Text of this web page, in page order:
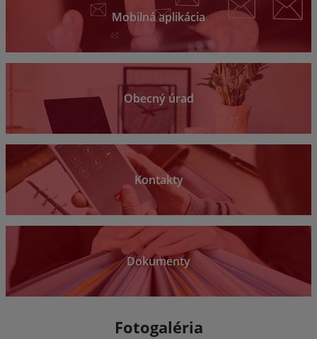
Mobilná aplikácia
Obecný úrad
Kontakty
Dokumenty
Fotogaléria